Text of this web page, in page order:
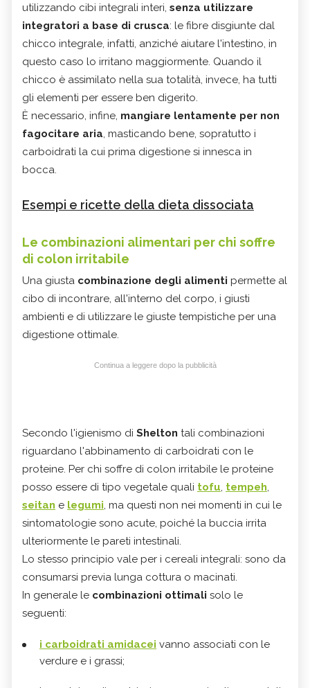
utilizzando cibi integrali interi, senza utilizzare
integratori a base di crusca: le fibre disgiunte dal
chicco integrale, infatti, anziché aiutare l'intestino, in
questo caso lo irritano maggiormente. Quando il
chicco è assimilato nella sua totalità, invece, ha tutti
gli elementi per essere ben digerito.
È necessario, infine, mangiare lentamente per non
fagocitare aria, masticando bene, sopratutto i
carboidrati la cui prima digestione si innesca in
bocca.
Esempi e ricette della dieta dissociata
Le combinazioni alimentari per chi soffre
di colon irritabile
Una giusta combinazione degli alimenti permette al
cibo di incontrare, all'interno del corpo, i giusti
ambienti e di utilizzare le giuste tempistiche per una
digestione ottimale.
Continua a leggere dopo la pubblicità
Secondo l'igienismo di Shelton tali combinazioni
riguardano l'abbinamento di carboidrati con le
proteine. Per chi soffre di colon irritabile le proteine
posso essere di tipo vegetale quali tofu, tempeh,
seitan e legumi, ma questi non nei momenti in cui le
sintomatologie sono acute, poiché la buccia irrita
ulteriormente le pareti intestinali.
Lo stesso principio vale per i cereali integrali: sono da
consumarsi previa lunga cottura o macinati.
In generale le combinazioni ottimali solo le
seguenti:
i carboidrati amidacei vanno associati con le
verdure e i grassi;